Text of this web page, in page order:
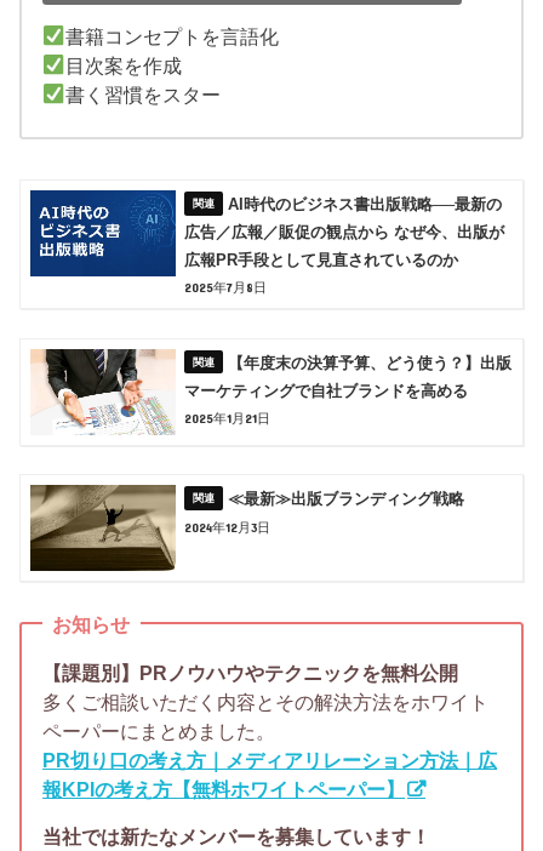
書籍コンセプトを言語化
目次案を作成
書く習慣をスター
AI時代のビジネス書出版戦略──最新の
広告／広報／販促の観点から なぜ今、出版が
広報PR手段として見直されているのか
2025年7月8日
【年度末の決算予算、どう使う？】出版
マーケティングで自社ブランドを高める
2025年1月21日
≪最新≫出版ブランディング戦略
2024年12月3日
お知らせ
【課題別】PRノウハウやテクニックを無料公開
多くご相談いただく内容とその解決方法をホワイト
ペーパーにまとめました。
PR切り口の考え方｜メディアリレーション方法｜広
報KPIの考え方【無料ホワイトペーパー】
当社では新たなメンバーを募集しています！